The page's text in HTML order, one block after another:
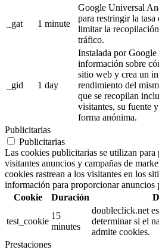
_gat 1 minute
Google Universal
para restringir la
limitar la
tráfico.
_gid 1 day
Instalada por
información sobre
sitio web y crea un
rendimiento del
que se recopilan
visitantes, su fuente
forma anónima.
Publicitarias
Publicitarias
Las cookies publicitarias se utilizan para
visitantes anuncios y campañas de
cookies rastrean a los visitantes en los
información para proporcionar anuncios
Cookie
Duración
test_cookie
15
minutes
doubleclick.net
determinar si el
admite cookies.
Prestaciones